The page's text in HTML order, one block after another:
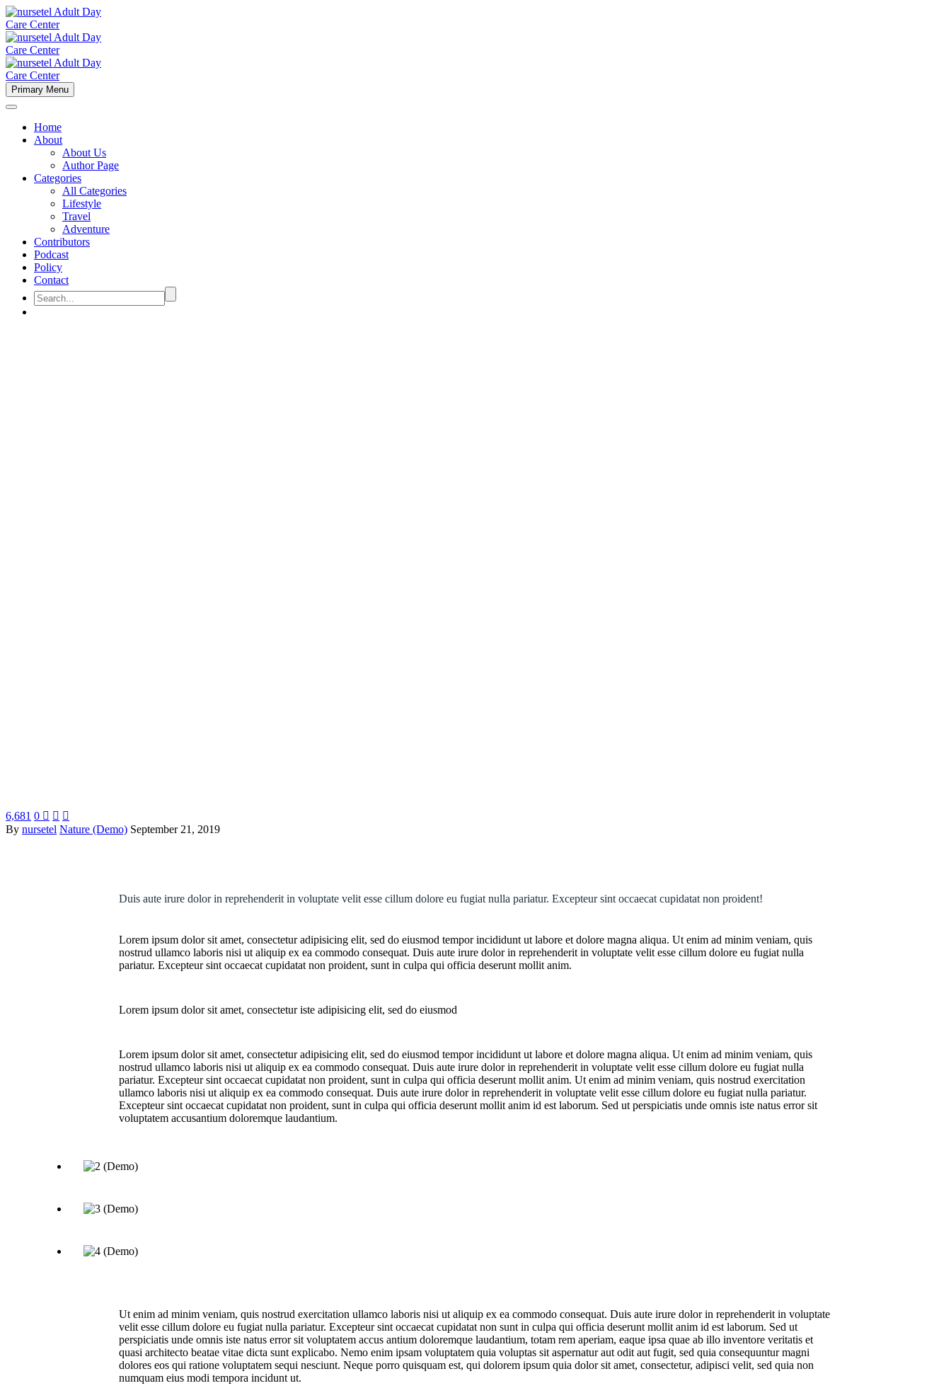
Primary Menu
Home
About
About Us
Author Page
Categories
All Categories
Lifestyle
Travel
Adventure
Contributors
Podcast
Policy
Contact
6,681 0   
By nursetel Nature (Demo) September 21, 2019
Duis aute irure dolor in reprehenderit in voluptate velit esse cillum dolore eu fugiat nulla pariatur. Excepteur sint occaecat cupidatat non proident!
Lorem ipsum dolor sit amet, consectetur adipisicing elit, sed do eiusmod tempor incididunt ut labore et dolore magna aliqua. Ut enim ad minim veniam, quis
nostrud ullamco laboris nisi ut aliquip ex ea commodo consequat. Duis aute irure dolor in reprehenderit in voluptate velit esse cillum dolore eu fugiat nulla
pariatur. Excepteur sint occaecat cupidatat non proident, sunt in culpa qui officia deserunt mollit anim.
Lorem ipsum dolor sit amet, consectetur iste adipisicing elit, sed do eiusmod
Lorem ipsum dolor sit amet, consectetur adipisicing elit, sed do eiusmod tempor incididunt ut labore et dolore magna aliqua. Ut enim ad minim veniam, quis
nostrud ullamco laboris nisi ut aliquip ex ea commodo consequat. Duis aute irure dolor in reprehenderit in voluptate velit esse cillum dolore eu fugiat nulla
pariatur. Excepteur sint occaecat cupidatat non proident, sunt in culpa qui officia deserunt mollit anim. Ut enim ad minim veniam, quis nostrud exercitation
ullamco laboris nisi ut aliquip ex ea commodo consequat. Duis aute irure dolor in reprehenderit in voluptate velit esse cillum dolore eu fugiat nulla pariatur.
Excepteur sint occaecat cupidatat non proident, sunt in culpa qui officia deserunt mollit anim id est laborum. Sed ut perspiciatis unde omnis iste natus error sit
voluptatem accusantium doloremque laudantium.
Ut enim ad minim veniam, quis nostrud exercitation ullamco laboris nisi ut aliquip ex ea commodo consequat. Duis aute irure dolor in reprehenderit in voluptate
velit esse cillum dolore eu fugiat nulla pariatur. Excepteur sint occaecat cupidatat non sunt in culpa qui officia deserunt mollit anim id est laborum. Sed ut
perspiciatis unde omnis iste natus error sit voluptatem accus antium doloremque laudantium, totam rem aperiam, eaque ipsa quae ab illo inventore veritatis et
quasi architecto beatae vitae dicta sunt explicabo. Nemo enim ipsam voluptatem quia voluptas sit aspernatur aut odit aut fugit, sed quia consequuntur magni
dolores eos qui ratione voluptatem sequi nesciunt. Neque porro quisquam est, qui dolorem ipsum quia dolor sit amet, consectetur, adipisci velit, sed quia non
numquam eius modi tempora incidunt ut.